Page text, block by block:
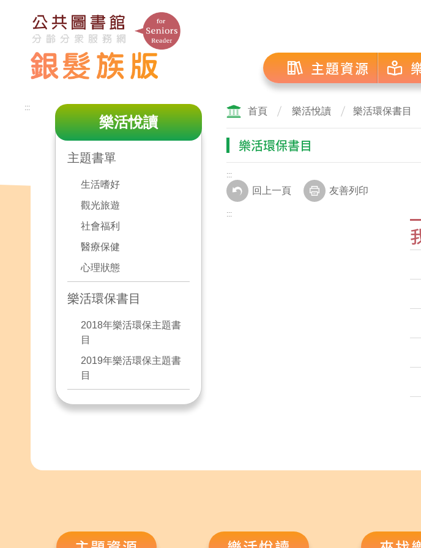
主題資源
:::
樂活悅讀
主題書單
生活嗜好
觀光旅遊
社會福利
醫療保健
心理狀態
樂活環保書目
2018年樂活環保主題書
目
2019年樂活環保主題書
目
首頁 樂活悅讀 樂活環保書目
樂活環保書目
:::
回上一頁 友善列印
:::